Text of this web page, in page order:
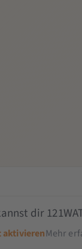
dir
aktivierenMehr